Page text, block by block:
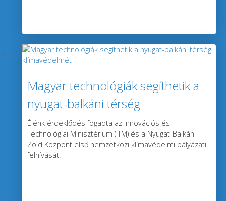
Magyar technológiák segíthetik a
nyugat-balkáni térség
klímavédelmét
Élénk érdeklődés fogadta az Innovációs és
Technológiai Minisztérium (ITM) és a Nyugat-Balkáni
Zöld Központ első nemzetközi klímavédelmi pályázati
felhívását.